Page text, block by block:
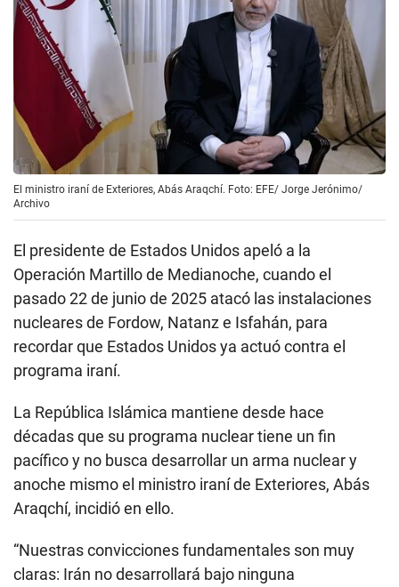
El ministro iraní de Exteriores, Abás Araqchí. Foto: EFE/ Jorge Jerónimo/
Archivo
El presidente de Estados Unidos apeló a la
Operación Martillo de Medianoche, cuando el
pasado 22 de junio de 2025 atacó las instalaciones
nucleares de Fordow, Natanz e Isfahán, para
recordar que Estados Unidos ya actuó contra el
programa iraní.
La República Islámica mantiene desde hace
décadas que su programa nuclear tiene un fin
pacífico y no busca desarrollar un arma nuclear y
anoche mismo el ministro iraní de Exteriores, Abás
Araqchí, incidió en ello.
“Nuestras convicciones fundamentales son muy
claras: Irán no desarrollará bajo ninguna